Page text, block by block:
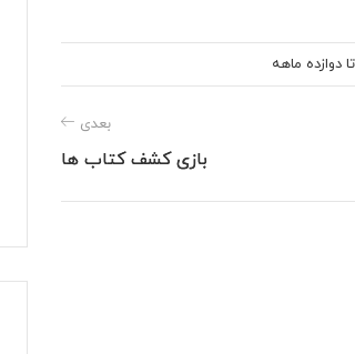
دوازده ماهه
بعدی
بازی کشف کتاب ها